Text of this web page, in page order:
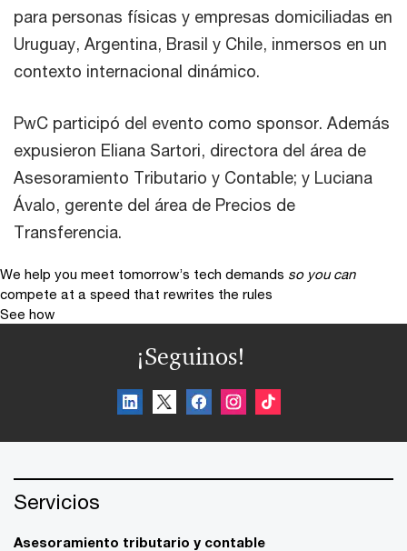
para personas físicas y empresas domiciliadas en
Uruguay, Argentina, Brasil y Chile, inmersos en un
contexto internacional dinámico.
PwC participó del evento como sponsor. Además
expusieron Eliana Sartori, directora del área de
Asesoramiento Tributario y Contable; y Luciana
Ávalo, gerente del área de Precios de
Transferencia.
We help you meet tomorrow’s tech demands so you can
compete at a speed that rewrites the rules
See how
¡Seguinos!
Servicios
Asesoramiento tributario y contable